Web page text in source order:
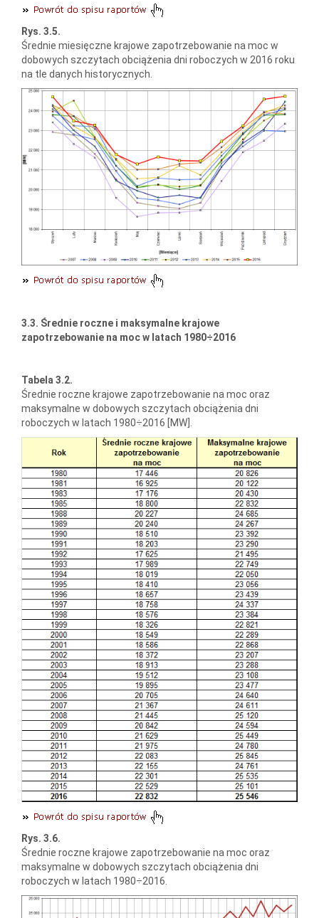
Rys. 3.5.
Średnie miesięczne krajowe zapotrzebowanie na moc w
dobowych szczytach obciążenia dni roboczych w 2016 roku
na tle danych historycznych.
3.3. Średnie roczne i maksymalne krajowe
zapotrzebowanie na moc w latach 1980÷2016
Tabela 3.2.
Średnie roczne krajowe zapotrzebowanie na moc oraz
maksymalne w dobowych szczytach obciążenia dni
roboczych w latach 1980÷2016 [MW].
Rys. 3.6.
Średnie roczne krajowe zapotrzebowanie na moc oraz
maksymalne w dobowych szczytach obciążenia dni
roboczych w latach 1980÷2016.